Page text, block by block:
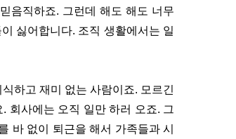
음직하죠. 그런데 해도 해도 너무
싫어합니다. 조직 생활에서는 일
하고 재미 없는 사람이죠. 모르긴
회사에는 오직 일만 하러 오죠. 그
바 없이 퇴근을 해서 가족들과 시